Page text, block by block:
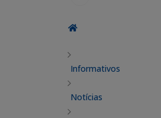
Informativos
Notícias